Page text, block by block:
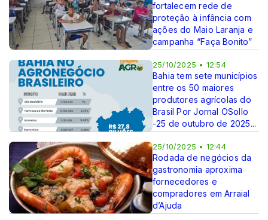
fortalecem rede de
proteção à infância com
ações do Maio Laranja e
campanha “Faça Bonito”
25/10/2025 • 12:54
Bahia tem sete municípios
entre os 50 maiores
produtores agrícolas do
Brasil Por Jornal OSollo
-25 de outubro de 2025...
25/10/2025 • 12:44
Rodada de negócios da
gastronomia aproxima
fornecedores e
compradores em Arraial
d’Ajuda